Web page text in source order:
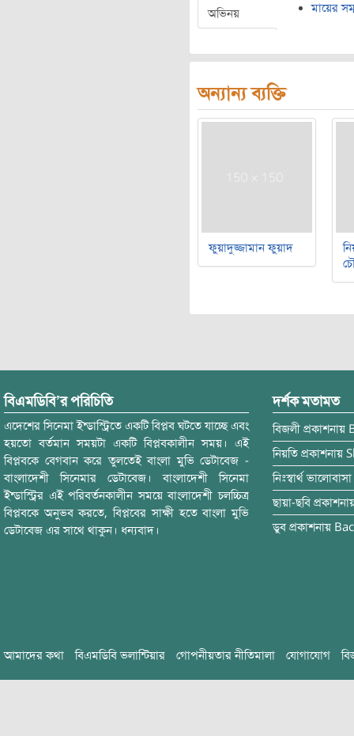
অভিনয় মায়ের
অন্যান্য ব্যক্তি
ফুয়াদুজ্জামান ফুয়াদ
বিএমডিবি’র পরিচিতি
এদেশের সিনেমা ইন্ডাস্ট্রিতে একটি বিপ্লব ঘটতে যাচ্ছে এবং
হয়তো বর্তমান সময়টা একটি বিপ্লবকালীন সময়। এই
বিপ্লবকে বেগবান করে তুলতেই বাংলা মুভি ডেটাবেজ -
বাংলাদেশী সিনেমার ডেটাবেজ। বাংলাদেশী সিনেমা
ইন্ডাস্ট্রির এই পরিবর্তনকালীন সময়ে বাংলাদেশী চলচ্চিত্র
বিপ্লবকে অনুভব করতে, বিপ্লবের সাক্ষী হতে বাংলা মুভি
ডেটাবেজ এর সাথে থাকুন। ধন্যবাদ।
দর্শক মতামত
বিজলী প্রকাশনায়
নিয়তি প্রকাশনায়
নিঃস্বার্থ ভালোবাসা
ছায়া-ছবি
ডুব প্রকাশনায়
আমাদের কথা বিএমডিবি ভলান্টিয়ার গোপনীয়তার নীতিমালা যোগাযোগ